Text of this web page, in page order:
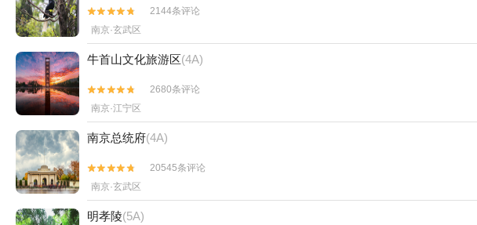


2144条评论
南京·玄武区
牛首山文化旅游区(4A)


2680条评论
南京·江宁区
南京总统府(4A)


20545条评论
南京·玄武区
明孝陵(5A)